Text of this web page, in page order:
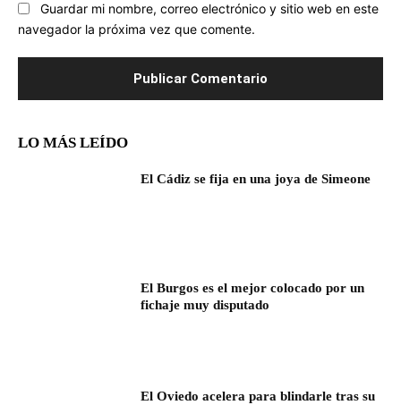
Guardar mi nombre, correo electrónico y sitio web en este
navegador la próxima vez que comente.
LO MÁS LEÍDO
El Cádiz se fija en una joya de Simeone
El Burgos es el mejor colocado por un
fichaje muy disputado
El Oviedo acelera para blindarle tras su